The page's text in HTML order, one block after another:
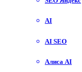
AI
AI SEO
Алиса AI